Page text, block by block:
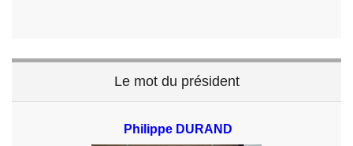
Le mot du président
Philippe DURAND